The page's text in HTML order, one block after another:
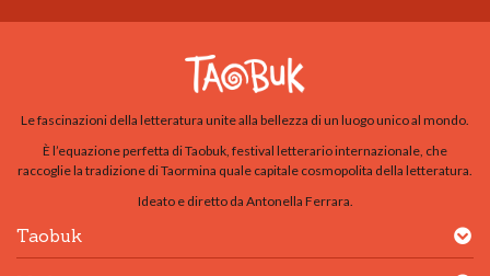
Le fascinazioni della letteratura unite alla bellezza di un luogo unico al mondo.
È l’equazione perfetta di Taobuk, festival letterario internazionale, che
raccoglie la tradizione di Taormina quale capitale cosmopolita della letteratura.
Ideato e diretto da Antonella Ferrara.
Taobuk